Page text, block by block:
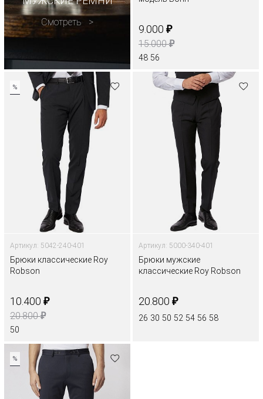
Смотреть
9.000 ₽
15.000₽
48 56
%
Артикул: 5042-240-401
Брюки классические Roy
Robson
10.400 ₽
20.800₽
50
Артикул: 5000-340-401
Брюки мужские
классические Roy Robson
20.800 ₽
26 30 50 52 54 56 58
%